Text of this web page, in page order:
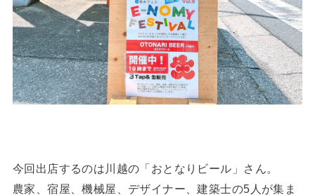
今回出店するのは川越の「おとなりビール」さん。
農家、宿屋、機械屋、デザイナー、建築士の5人が集ま